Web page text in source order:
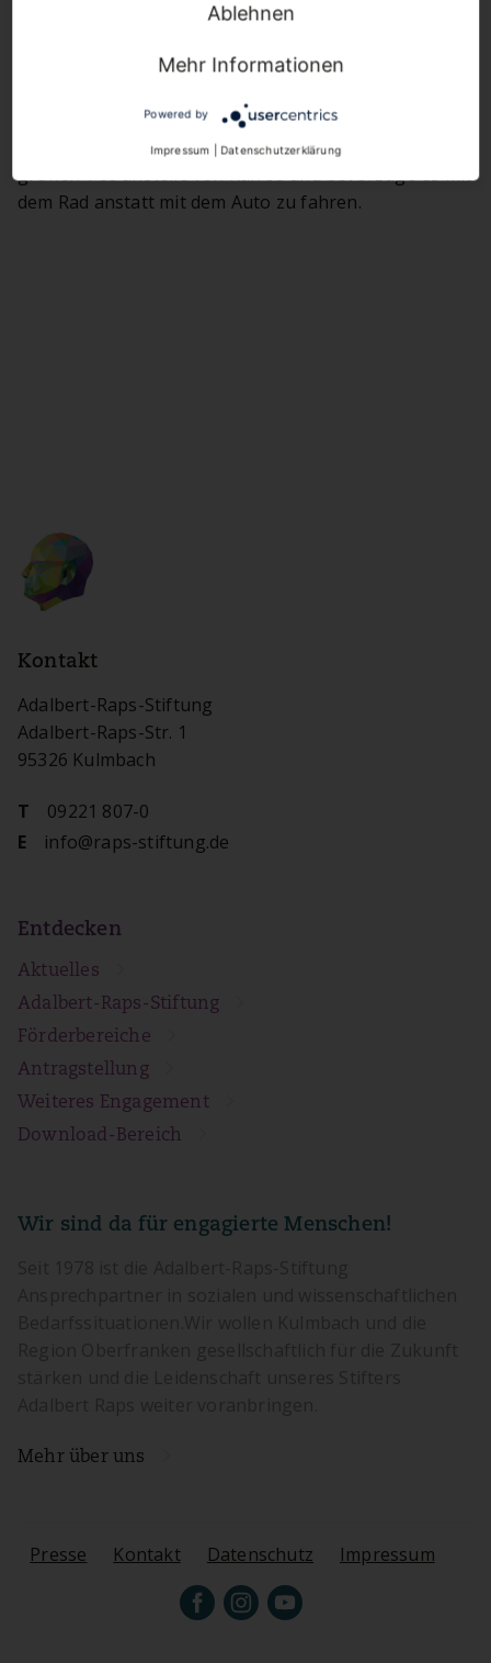
Was man sonst noch über mich wissen sollte:
Wenn ich die Wahl habe, entscheide ich mich für
grünen Tee anstelle von Kaffee und bevorzuge es mit
dem Rad anstatt mit dem Auto zu fahren.
Kontakt
Adalbert-Raps-Stiftung
Adalbert-Raps-Str. 1
95326 Kulmbach
T
09221 807-0
E
info@raps-stiftung.de
Entdecken
Aktuelles
Adalbert-Raps-Stiftung
Förderbereiche
Antragstellung
Weiteres Engagement
Download-Bereich
Wir sind da für engagierte Menschen!
Mehr über uns
Presse Kontakt Datenschutz Impressum
Ablehnen
Mehr Informationen
Powered by
Impressum | Datenschutzerklärung